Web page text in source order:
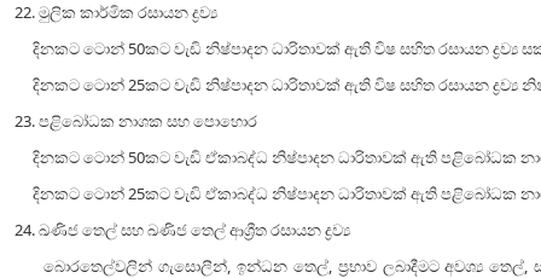
22. මුලික කාර්මික රසායන ද්‍රව්‍ය
දිනකට ටොන් 50කට වැඩි නිෂ්පාදන ධාරිතාවක් ඇති විෂ සහිත රසායන ද්‍රව්‍ය
දිනකට ටොන් 25කට වැඩි නිෂ්පාදන ධාරිතාවක් ඇති විෂ සහිත රසායන ද්‍රව්‍ය
23. පළිබෝධක නාශක සහ පොහොර
දිනකට ටොන් 50කට වැඩි ඒකාබද්ධ නිෂ්පාදන ධාරිතාවක් ඇති පළිබෝධක
දිනකට ටොන් 25කට වැඩි ඒකාබද්ධ නිෂ්පාදන ධාරිතාවක් ඇති පළිබෝධක
24. ඛණිජ තෙල් සහ ඛණිජ තෙල් ආශ්‍රීත රසායන ද්‍රව්‍ය
බොරතෙල්වලින් ගැසොලීන්, ඉන්ධන තෙල්, ප්‍රභාව ලබාදීමට අවශ්‍ය තෙල්,